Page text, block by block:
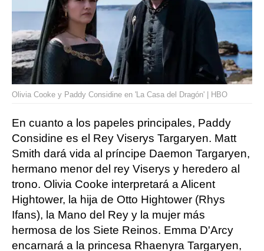
Olivia Cooke y Paddy Considine en 'La Casa del Dragón' | HBO
En cuanto a los papeles principales, Paddy
Considine es el Rey Viserys Targaryen. Matt
Smith dará vida al príncipe Daemon Targaryen,
hermano menor del rey Viserys y heredero al
trono. Olivia Cooke interpretará a Alicent
Hightower, la hija de Otto Hightower (Rhys
Ifans), la Mano del Rey y la mujer más
hermosa de los Siete Reinos. Emma D'Arcy
encarnará a la princesa Rhaenyra Targaryen,